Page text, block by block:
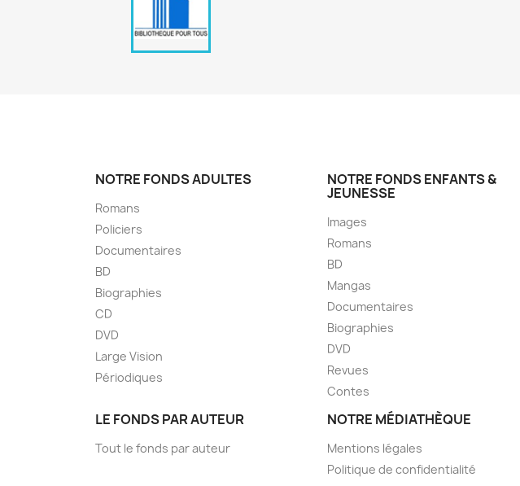
NOTRE FONDS ADULTES
Romans
Policiers
Documentaires
BD
Biographies
CD
DVD
Large Vision
Périodiques
NOTRE FONDS ENFANTS &
JEUNESSE
Images
Romans
BD
Mangas
Documentaires
Biographies
DVD
Revues
Contes
LE FONDS PAR AUTEUR
Tout le fonds par auteur
NOTRE MÉDIATHÈQUE
Mentions légales
Politique de confidentialité